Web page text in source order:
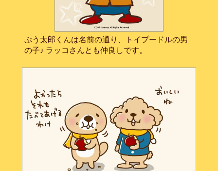
ぷう太郎くんは名前の通り、トイプードルの男
の子♪ ラッコさんとも仲良しです。